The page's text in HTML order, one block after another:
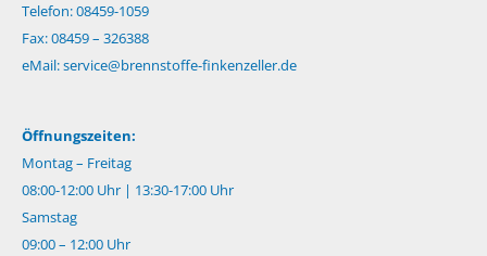
Telefon: 08459-1059
Fax: 08459 – 326388
eMail:service@brennstoffe-finkenzeller.de
Öffnungszeiten:
Montag – Freitag
08:00-12:00 Uhr | 13:30-17:00 Uhr
Samstag
09:00 – 12:00 Uhr